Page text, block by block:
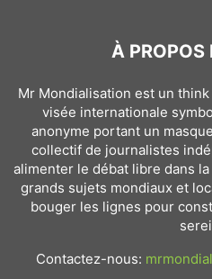
À PROPOS
Mr Mondialisation est un
visée internationale
anonyme portant un
collectif de journalistes
alimenter le débat libre dans
grands sujets mondiaux et
bouger les lignes pour
Contactez-nous: